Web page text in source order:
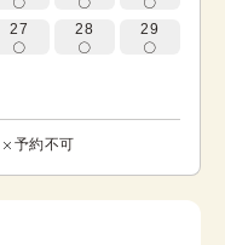
27 28 29
予約不可